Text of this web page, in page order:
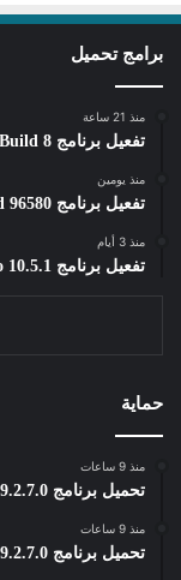
برامج تحميل
منذ 21 ساعة
تفعيل برنامج Internet Download Manager 6.43 Build 8
منذ يومين
تفعيل برنامج Ant Download Manager Pro 2.17.7 Build 96580
منذ 3 أيام
تفعيل برنامج Kotato All Video Downloader Pro 10.5.1
حماية
منذ 9 ساعات
تحميل برنامج ESET Smart Security Premium 19.2.7.0
منذ 9 ساعات
تحميل برنامج ESET Internet Security 19.2.7.0